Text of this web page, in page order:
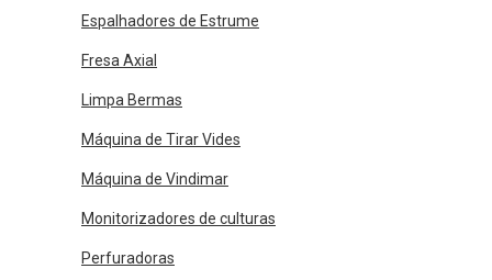
Espalhadores de Estrume
Fresa Axial
Limpa Bermas
Máquina de Tirar Vides
Máquina de Vindimar
Monitorizadores de culturas
Perfuradoras